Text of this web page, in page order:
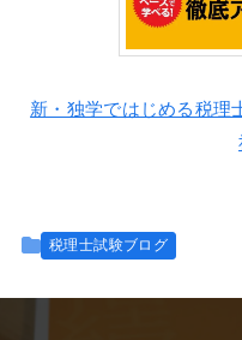
新・独学ではじめる税理
税理士試験ブログ